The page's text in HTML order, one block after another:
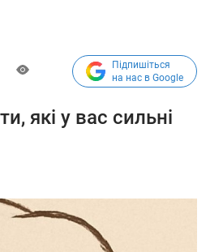
Підпишіться
на нас в Google
які у вас сильні